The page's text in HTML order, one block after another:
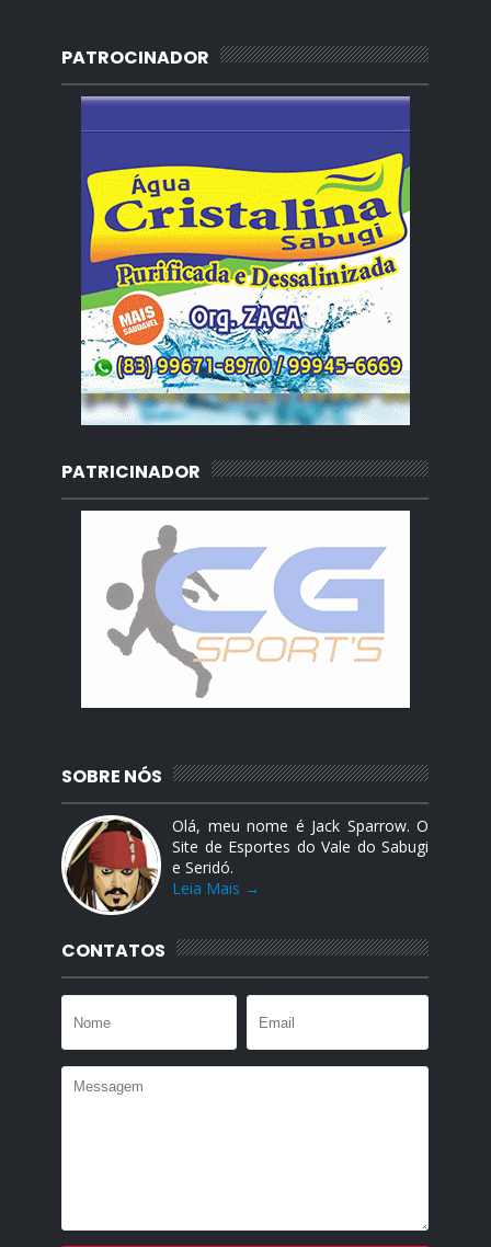
PATROCINADOR
PATRICINADOR
SOBRE NÓS
Olá, meu nome é Jack Sparrow. O
Site de Esportes do Vale do Sabugi
e Seridó.
Leia Mais →
CONTATOS